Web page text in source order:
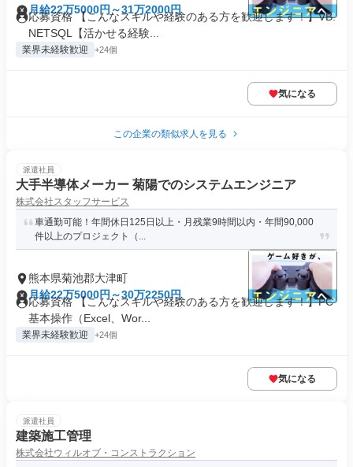
月給22万5000円～31万2000円
応募資格 【こんなスキルや経験のある方を歓迎します！】VB.
NETSQL【活かせる経験...
業界未経験歓迎 +24個
気になる
この企業の類似求人を見る
派遣社員
大手半導体メーカー 菊陽でのシステムエンジニア
株式会社スタッフサービス
車通勤可能！年間休日125日以上・月残業9時間以内・年間90,000
件以上のプロジェクト（...
熊本県菊池郡大津町
月給22万5000円～30万2250円
応募資格 【こんなスキルや経験のある方を歓迎します！】PC
基本操作（Excel、Wor...
業界未経験歓迎 +24個
気になる
派遣社員
建築施工管理
株式会社ウィルオブ・コンストラクション